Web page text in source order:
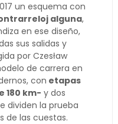
un esquema con
alguna,
en ese diseño,
sus salidas y
por Czesław
de carrera en
con etapas
180 km- y dos
dividen la prueba
de las cuestas.